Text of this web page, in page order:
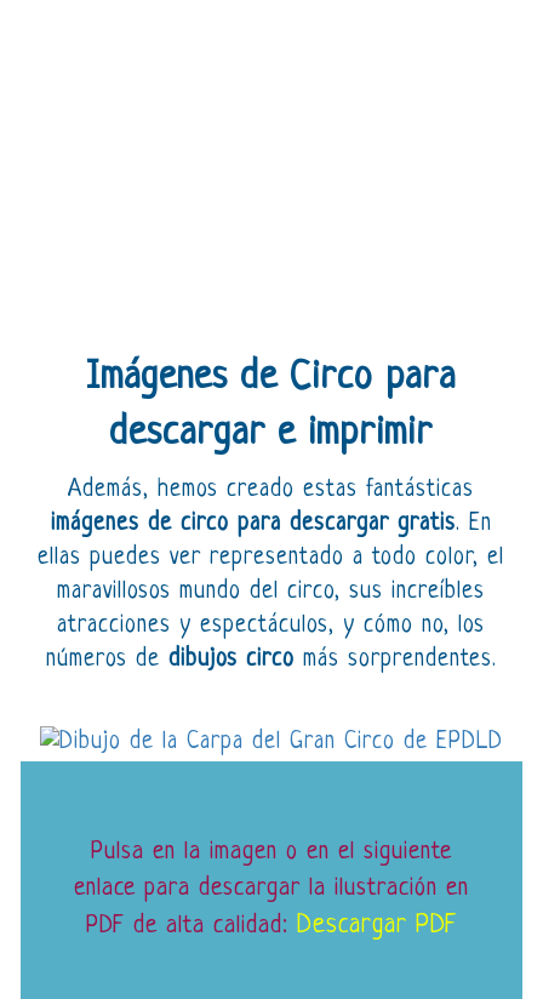
Imágenes de Circo para
descargar e imprimir
Además, hemos creado estas fantásticas
imágenes de circo para descargar gratis. En
ellas puedes ver representado a todo color, el
maravillosos mundo del circo, sus increíbles
atracciones y espectáculos, y cómo no, los
números de dibujos circo más sorprendentes.
Pulsa en la imagen o en el siguiente
enlace para descargar la ilustración en
PDF de alta calidad: Descargar PDF